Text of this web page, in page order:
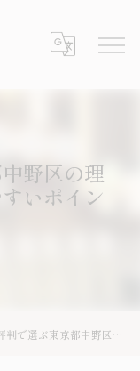
野区の理
いポイン
中野区の理想のサロン探しと相談しやすいポイント解説